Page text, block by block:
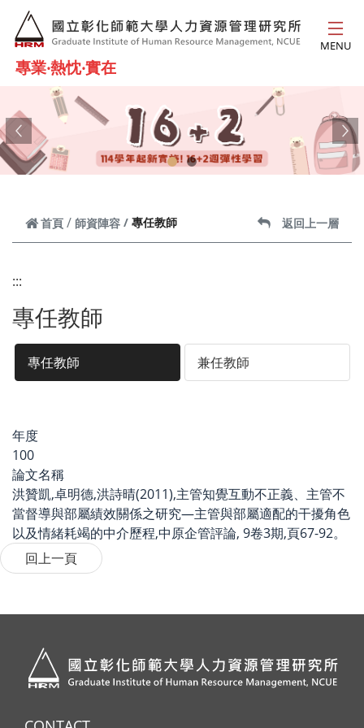
跳到主要內容
專業‧熱忱‧實在
MENU
Previous
首頁 師資陣容 專任教師 返回上一層
:::
專任教師
專任教師 兼任教師
年度
100
論文名稱
洪贊凱,卓明德,洪詩晴(2011),主管知覺互動不正義、主管不
當督導與部屬績效關係之研究—主管與部屬適配的干擾角色
以及情緒耗竭的中介歷程,中原企管評論, 9卷3期,頁67-92。